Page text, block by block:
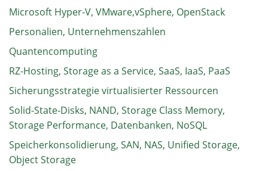
Microsoft Hyper-V, VMware,vSphere, OpenStack
Personalien, Unternehmenszahlen
Quantencomputing
RZ-Hosting, Storage as a Service, SaaS, IaaS, PaaS
Sicherungsstrategie virtualisierter Ressourcen
Solid-State-Disks, NAND, Storage Class Memory,
Storage Performance, Datenbanken, NoSQL
Speicherkonsolidierung, SAN, NAS, Unified Storage,
Object Storage